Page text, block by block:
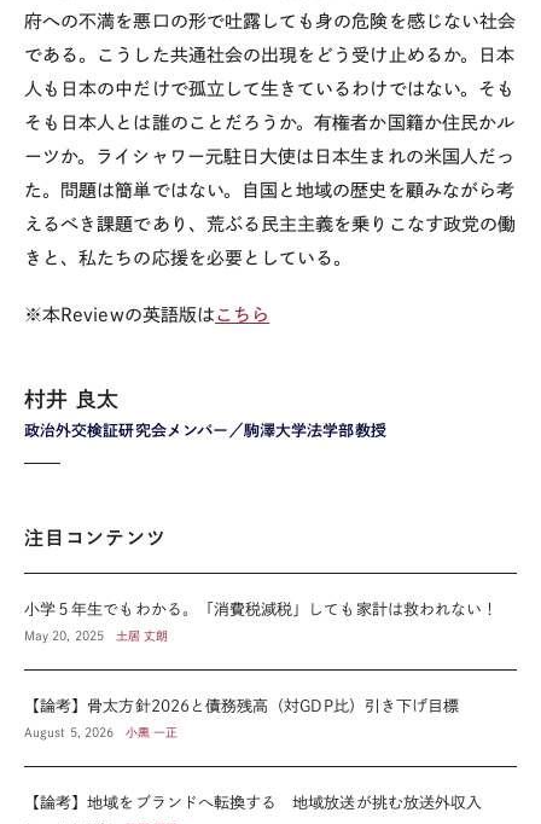
府への不満を悪口の形で吐露しても身の危険を感じない社会
である。こうした共通社会の出現をどう受け止めるか。日本
人も日本の中だけで孤立して生きているわけではない。そも
そも日本人とは誰のことだろうか。有権者か国籍か住民かル
ーツか。ライシャワー元駐日大使は日本生まれの米国人だっ
た。問題は簡単ではない。自国と地域の歴史を顧みながら考
えるべき課題であり、荒ぶる民主主義を乗りこなす政党の働
きと、私たちの応援を必要としている。
※本Reviewの英語版は こちら
政治外交検証研究会メンバー／駒澤大学法学部教授
村井 良太
注目コンテンツ
小学５年生でもわかる。「消費税減税」しても家計は救われない！
May 20, 2025 土居 丈朗
【論考】骨太方針2026と債務残高（対GDP比）引き下げ目標
August 5, 2026 小黒 一正
【論考】地域をブランドへ転換する 地域放送が挑む放送外収入